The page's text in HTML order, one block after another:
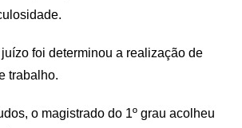
foi determinou a realização de
trabalho.
o magistrado do 1º grau acolheu